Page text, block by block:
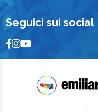
Seguici sui social